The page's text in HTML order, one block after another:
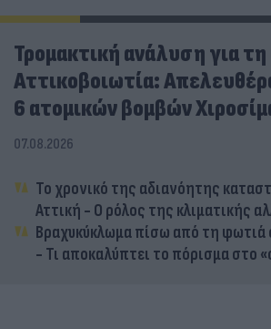
Τρομακτική ανάλυση για
Αττικοβοιωτία:
6 ατομικών βομβών
07.08.2026
Το χρονικό της αδιανόητης
Αττική - Ο ρόλος της κλιματικής
Βραχυκύκλωμα πίσω από τη φωτιά
- Τι αποκαλύπτει το πόρισμα στο